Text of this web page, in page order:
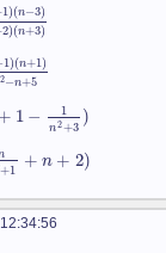
1)(n−3)
2)(n+3)
1)(n+1)
2−n+5
+ 1− 1
n2+3 )
+1 +n+ 2)